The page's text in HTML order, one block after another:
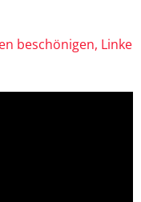
beschönigen, Linke